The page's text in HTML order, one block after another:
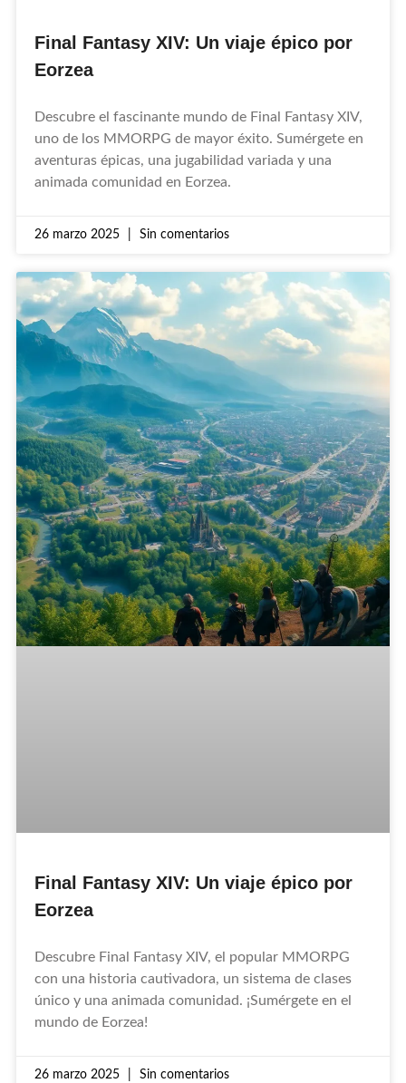
Final Fantasy XIV: Un viaje épico por
Eorzea
Descubre el fascinante mundo de Final Fantasy XIV,
uno de los MMORPG de mayor éxito. Sumérgete en
aventuras épicas, una jugabilidad variada y una
animada comunidad en Eorzea.
26 marzo 2025 Sin comentarios
Final Fantasy XIV: Un viaje épico por
Eorzea
Descubre Final Fantasy XIV, el popular MMORPG
con una historia cautivadora, un sistema de clases
único y una animada comunidad. ¡Sumérgete en el
mundo de Eorzea!
26 marzo 2025 Sin comentarios